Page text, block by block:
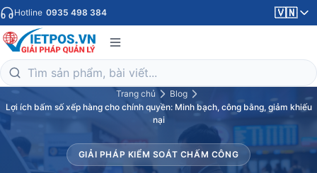
Hotline 0935 498 384 🇻🇳
Trang chủ
Blog
Lợi ích bấm số xếp hàng cho chính quyền: Minh bạch, công bằng, giảm khiếu
nại
GIẢI PHÁP KIỂM SOÁT CHẤM CÔNG